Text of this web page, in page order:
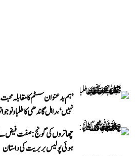
’ہم بدعنوان سسٹم کا مقابلہ
نہیں‘، راہل گاندھی کا طلبا و
چھاتروں کی گونج: صفت فیض نے
ہوئی پولیس بربریت کی داستان